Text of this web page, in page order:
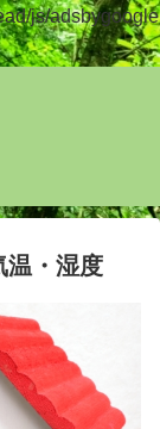
js/adsbygoogle
温・湿度